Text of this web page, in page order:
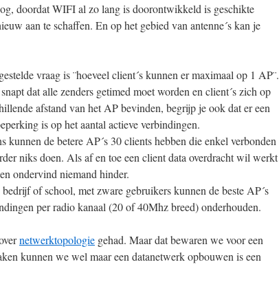
doordat WIFI al zo lang is doorontwikkeld is geschikte
aan te schaffen. En op het gebied van antenne´s kan je
vraag is ¨hoeveel client´s kunnen er maximaal op 1 AP¨.
dat alle zenders getimed moet worden en client´s zich op
afstand van het AP bevinden, begrijp je ook dat er een
is op het aantal actieve verbindingen.
kunnen de betere AP´s 30 clients hebben die enkel verbonden
niks doen. Als af en toe een client data overdracht wil werkt
ondervind niemand hinder.
of school, met zware gebruikers kunnen de beste AP´s
per radio kanaal (20 of 40Mhz breed) onderhouden.
netwerktopologie gehad. Maar dat bewaren we voor een
kunnen we wel maar een datanetwerk opbouwen is een